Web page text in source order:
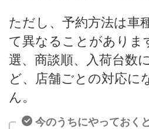
ただし、予約方法は車
て異なることがありま
選、商談順、入荷台数
ど、店舗ごとの対応に
ん。
今のうちにやっておく